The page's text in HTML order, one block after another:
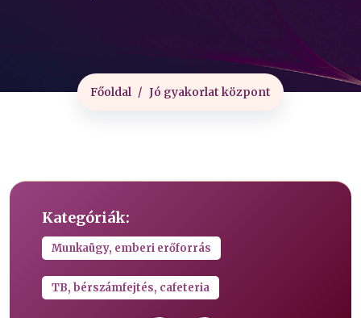
Főoldal Jó gyakorlat központ
Kategóriák:
Munkaügy, emberi erőforrás
TB, bérszámfejtés, cafeteria